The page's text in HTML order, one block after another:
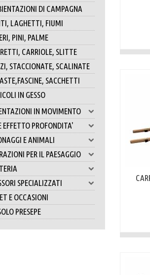
DI CAMPAGNA
LAGHETTI, FIUMI
PINI, PALME
CARRIOLE, SLITTE
STACCIONATE, SCALINATE
SACCHETTI
IN GESSO
IN MOVIMENTO
EFFETTO PROFONDITA'
E ANIMALI
PER IL PAESAGGIO
SPECIALIZZATI
E OCCASIONI
PRESEPE